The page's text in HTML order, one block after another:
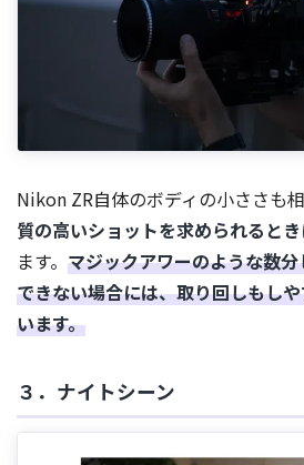
Nikon ZR自体のボディの小ささも相
質の高いショットを求められると
ます。 マジックアワーのような数
できない場合には、取り回しもし
います。
３．ナイトシーン